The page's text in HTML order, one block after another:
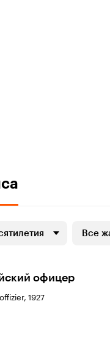
Все
офицер
1927